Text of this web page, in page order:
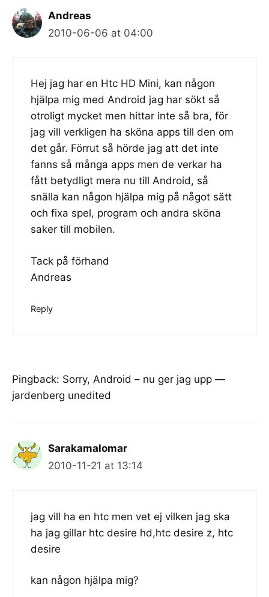
Andreas
2010-06-06 at 04:00
Hej jag har en Htc HD Mini, kan någon
hjälpa mig med Android jag har sökt så
otroligt mycket men hittar inte så bra, för
jag vill verkligen ha sköna apps till den om
det går. Förrut så hörde jag att det inte
fanns så många apps men de verkar ha
fått betydligt mera nu till Android, så
snälla kan någon hjälpa mig på något sätt
och fixa spel, program och andra sköna
saker till mobilen.
Tack på förhand
Andreas
Reply
Pingback: Sorry, Android – nu ger jag upp —
jardenberg unedited
Sarakamalomar
2010-11-21 at 13:14
jag vill ha en htc men vet ej vilken jag ska
ha jag gillar htc desire hd,htc desire z, htc
desire
kan någon hjälpa mig?